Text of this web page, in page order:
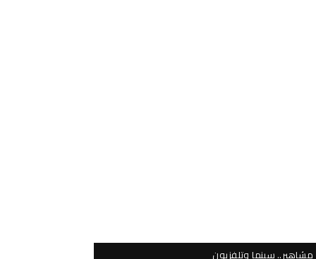
مشاهير.. سينما وتلفزيون